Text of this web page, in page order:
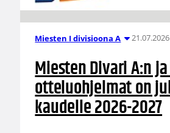
Miesten I divisioona A
Miesten Divari A:n
otteluohjelmat on
kaudelle 2026-2027